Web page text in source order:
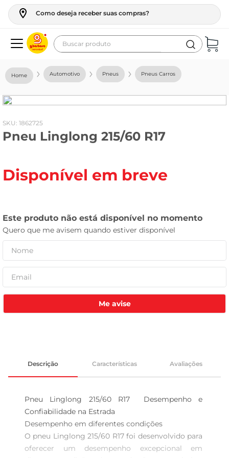
Como deseja receber suas compras?
Buscar produto
Automotivo Pneus Pneus Carros
: 1862725
Pneu Linglong 215/60 R17
Disponível em breve
Me avise
Descrição Características Avaliações
Pneu Linglong 215/60 R17  Desempenho e
Confiabilidade na Estrada
Desempenho em diferentes condições
O pneu Linglong 215/60 R17 foi desenvolvido para
oferecer um desempenho excepcional em
geladeira
fogao
café
frango
tv